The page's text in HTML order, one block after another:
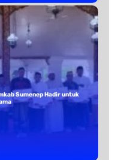
Sumenep Hadir untuk